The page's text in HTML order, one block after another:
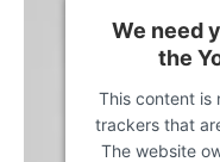
We need
the
This content is
trackers that
The website